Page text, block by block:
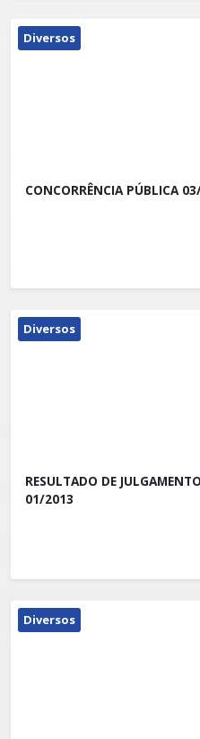
Diversos
CONCORRÊNCIA PÚBLICA
Diversos
RESULTADO DE JULGAMENTO CONCORRÊNCIA PÚBLICA
01/2013
Diversos